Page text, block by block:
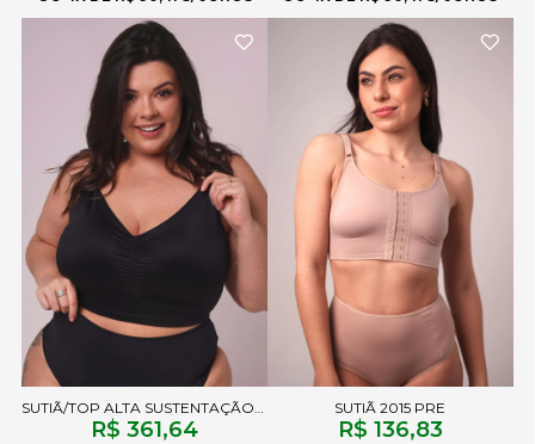
R$ 361,64
SUTIÃ 2015 PRE
R$ 136,83